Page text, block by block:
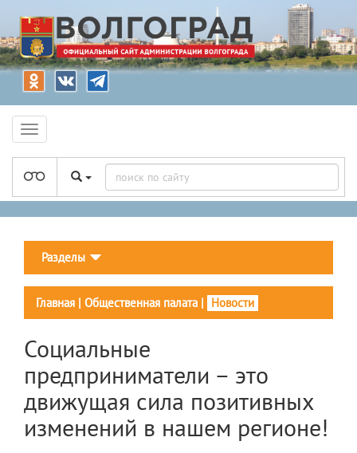
Разделы
Главная | Общественная палата | Новости
Социальные
предприниматели – это
движущая сила позитивных
изменений в нашем регионе!